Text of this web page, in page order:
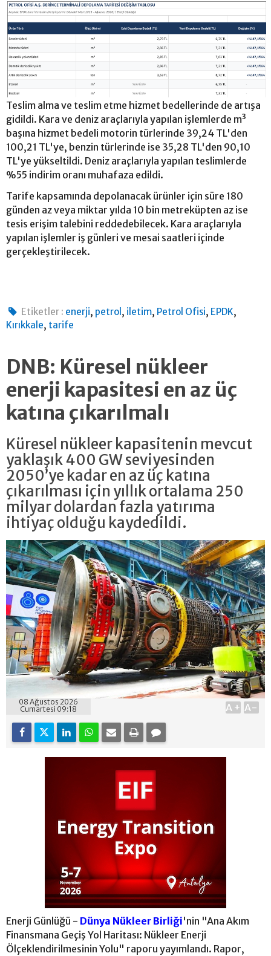
Teslim alma ve teslim etme hizmet bedellerinde de artışa
gidildi. Kara ve deniz araçlarıyla yapılan işlemlerde m³
başına hizmet bedeli motorin türlerinde 39,24 TL'den
100,21 TL'ye, benzin türlerinde ise 35,28 TL'den 90,10
TL'ye yükseltildi. Deniz araçlarıyla yapılan teslimlerde
%55 indirim oranı muhafaza edildi.
Tarife kapsamında depolanacak ürünler için süre 180
günden az veya miktar yılda 10 bin metreküpten az ise
tesis erişim talebini reddedebilecek. Kara araçlarıyla
yapılan işlemler iş günleri ve mesai saatleri içinde
gerçekleştirilecek.
Etiketler : enerji, petrol , iletim, Petrol Ofisi, EPDK,
Kırıkkale, tarife
DNB: Küresel nükleer
enerji kapasitesi en az üç
katına çıkarılmalı
Küresel nükleer kapasitenin mevcut
yaklaşık 400 GW seviyesinden
2050’ye kadar en az üç katına
çıkarılması için yıllık ortalama 250
milyar dolardan fazla yatırıma
ihtiyaç olduğu kaydedildi.
08 Ağustos 2026
Cumartesi 09:18
A+ A-
Enerji Günlüğü - Dünya Nükleer Birliği'nin "Ana Akım
Finansmana Geçiş Yol Haritası: Nükleer Enerji
Ölçeklendirilmesinin Yolu" raporu yayımlandı. Rapor,